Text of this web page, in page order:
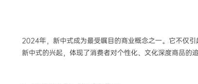
2024年，新中式成为最受瞩目的商业概念之一。它不仅
新中式的兴起，体现了消费者对个性化、文化深度商品的